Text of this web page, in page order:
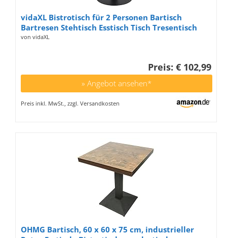
vidaXL Bistrotisch für 2 Personen Bartisch
Bartresen Stehtisch Esstisch Tisch Tresentisch
Küchentisch Partytisch Hellbraun 60x60cm MDF
von vidaXL
Preis: € 102,99
» Angebot ansehen*
Preis inkl. MwSt., zzgl. Versandkosten
OHMG Bartisch, 60 x 60 x 75 cm, industrieller